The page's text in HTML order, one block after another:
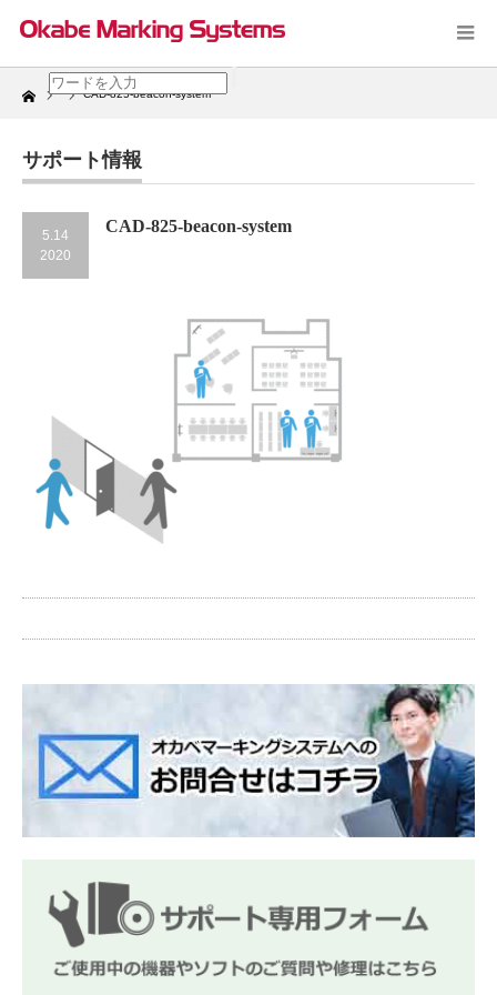
Home CAD-825-beacon-system
サポート情報
5.14
2020
CAD-825-beacon-system